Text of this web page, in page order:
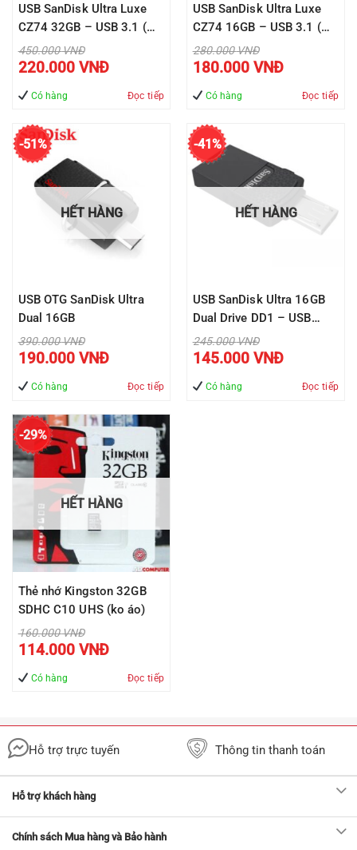
USB SanDisk Ultra Luxe
CZ74 32GB – USB 3.1 (
SDCZ74-032G-G46 )
450.000VNĐ
Giá
gốc
là:
220.000 VNĐ
220.000 VNĐ.
Có hàng Đọc tiếp
USB SanDisk Ultra Luxe
CZ74 16GB – USB 3.1 (
SDCZ74-016G-G46 )
280.000VNĐ
Giá
gốc
là:
180.000 VNĐ
180.000
Có hàng Đọc tiếp
-51%
HẾT HÀNG
USB OTG SanDisk Ultra
Dual 16GB
390.000VNĐ
Giá
gốc
là:
190.000 VNĐ
190.000 VNĐ.
Có hàng Đọc tiếp
-41%
HẾT HÀNG
USB SanDisk Ultra 16GB
Dual Drive DD1 – USB
2.0/Micro USB – OTG
245.000VNĐ
Giá
gốc
là:
145.000 VNĐ
145.000
Có hàng Đọc tiếp
-29%
HẾT HÀNG
Thẻ nhớ Kingston 32GB
SDHC C10 UHS (ko áo)
160.000VNĐ
Giá
gốc
là:
114.000 VNĐ
114.000 VNĐ.
Có hàng Đọc tiếp
Hỗ trợ trực tuyến Thông tin thanh toán
Hỗ trợ khách hàng
Chính sách Mua hàng và Bảo hành